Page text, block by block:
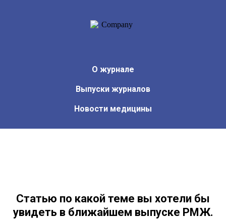
О журнале
Выпуски журналов
Новости медицины
Статью по какой теме вы хотели бы
увидеть в ближайшем выпуске РМЖ.